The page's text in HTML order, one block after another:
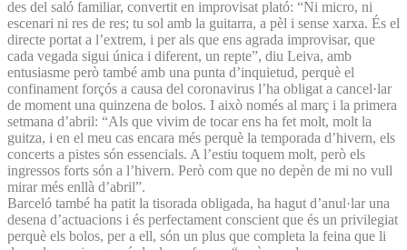
des del saló familiar, convertit en improvisat plató: “Ni micro, ni
escenari ni res de res; tu sol amb la guitarra, a pèl i sense xarxa. És el
directe portat a l’extrem, i per als que ens agrada improvisar, que
cada vegada sigui única i diferent, un repte”, diu Leiva, amb
entusiasme però també amb una punta d’inquietud, perquè el
confinament forçós a causa del coronavirus l’ha obligat a cancel·lar
de moment una quinzena de bolos. I això només al març i la primera
setmana d’abril: “Als que vivim de tocar ens ha fet molt, molt la
guitza, i en el meu cas encara més perquè la temporada d’hivern, els
concerts a pistes són essencials. A l’estiu toquem molt, però els
ingressos forts són a l’hivern. Però com que no depèn de mi no vull
mirar més enllà d’abril”.
Barceló també ha patit la tisorada obligada, ha hagut d’anul·lar una
desena d’actuacions i és perfectament conscient que és un privilegiat
perquè els bolos, per a ell, són un plus que completa la feina que li